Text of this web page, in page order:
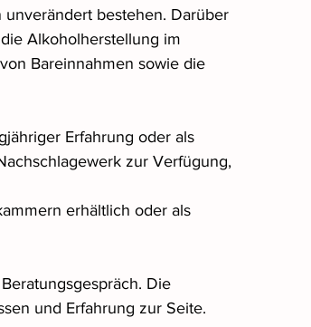
bestehen. Darüber
Alkoholherstellung im
Bareinnahmen sowie die
Erfahrung oder als
zur Verfügung,
erhältlich oder als
Die
und Erfahrung zur Seite.